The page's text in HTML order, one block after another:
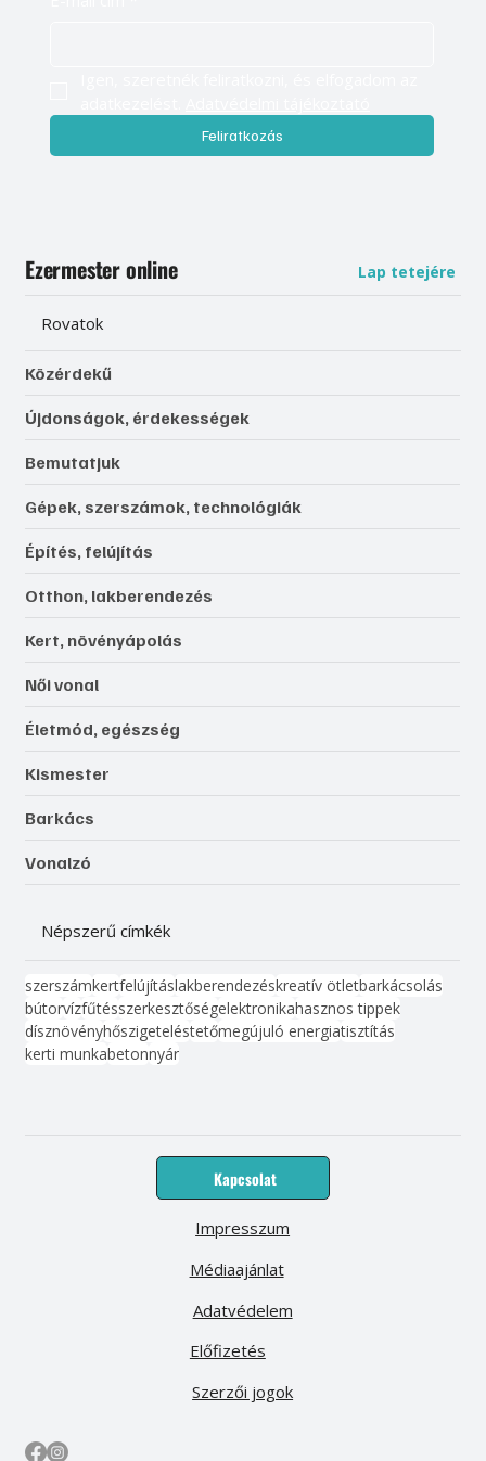
Feliratkozás
Ezermester online Lap tetejére
Rovatok
Közérdekű
Újdonságok, érdekességek
Bemutatjuk
Gépek, szerszámok, technológiák
Építés, felújítás
Otthon, lakberendezés
Kert, növényápolás
Női vonal
Életmód, egészség
Kismester
Barkács
Vonalzó
Népszerű címkék
szerszámkertfelújításlakberendezéskreatív ötletbarkácsolás
bútorvízfűtésszerkesztőségelektronikahasznos tippek
dísznövényhőszigeteléstetőmegújuló energiatisztítás
kerti munkabetonnyár
Kapcsolat
Médiaajánlat
Előfizetés
Impresszum
Adatvédelem
Szerzői jogok